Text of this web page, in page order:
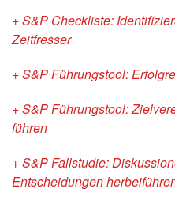
+ S&P Checkliste:
Zeitfresser
+ S&P Führungstool:
+ S&P Führungstool:
führen
+ S&P Fallstudie:
Entscheidungen